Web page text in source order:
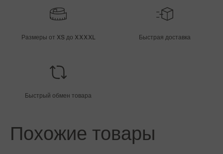
Размеры от XS до XXXXL Быстрая доставка
Быстрый обмен товара
Похожие товары